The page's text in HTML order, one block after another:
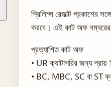
প্রিলিম্স রেজাল্ট প্রকাশের
করবে। এই কাট অফ নম্বরের
প্রত্যাশিত কাট অফ
• UR ক্যাটাগরির জন্য
• BC, MBC, SC বা ST